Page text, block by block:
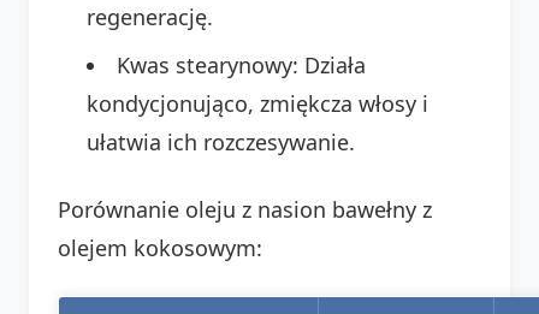
regenerację.
Kwas stearynowy: Działa
kondycjonująco, zmiękcza włosy i
ułatwia ich rozczesywanie.
Porównanie oleju z nasion bawełny z
olejem kokosowym: